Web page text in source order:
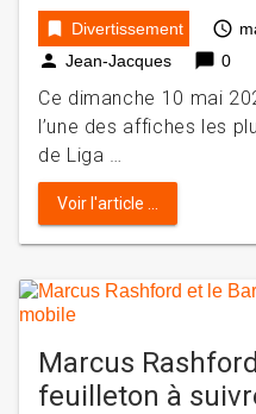
bookmark Divertissement access_time
person Jean-Jacques chat_bubble 0
Ce dimanche 10 mai
l’une des affiches les
de Liga …
Voir l'article ...
Marcus
feuilleton à